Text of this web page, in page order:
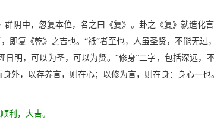
群阴中，忽复本位，名之曰《复》。卦之《复》就造
即复《乾》之吉也。“祗”者至也，人虽圣贤，不能无
明，可以为圣，可以为贤。“修身”二字，包括深远，
外，以存养言，则在心；以修为言，则在身：身心一也
利，大吉。